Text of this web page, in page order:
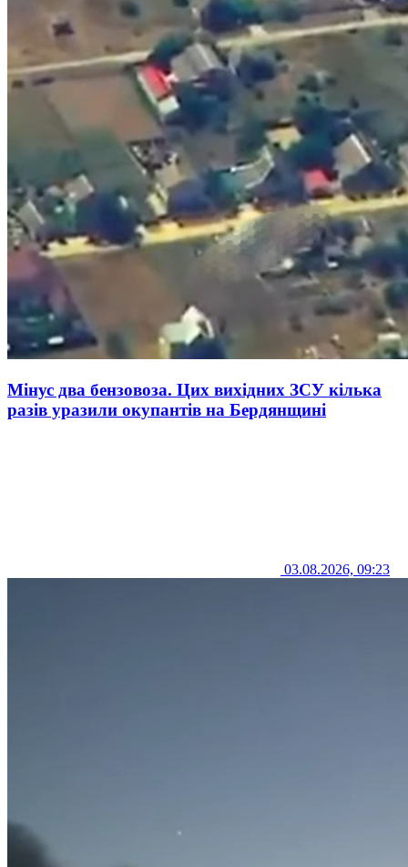
Мінус два бензовоза. Цих вихідних ЗСУ кілька
разів уразили окупантів на Бердянщині
03.08.2026, 09:23